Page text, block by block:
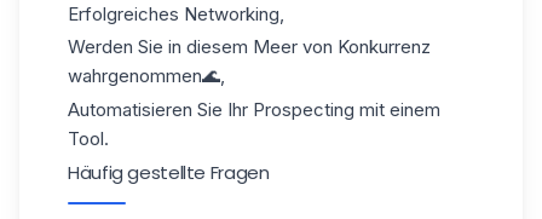
Erfolgreiches Networking
Werden Sie in diesem Meer von Konkurrenz
wahrgenommen🌊,
Automatisieren Sie Ihr Prospecting mit einem
Tool.
Häufig gestellte Fragen